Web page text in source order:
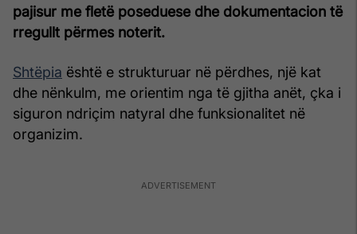
pajisur me fletë poseduese dhe dokumentacion të
rregullt përmes noterit.
Shtëpia është e strukturuar në përdhes, një kat
dhe nënkulm, me orientim nga të gjitha anët, çka i
siguron ndriçim natyral dhe funksionalitet në
organizim.